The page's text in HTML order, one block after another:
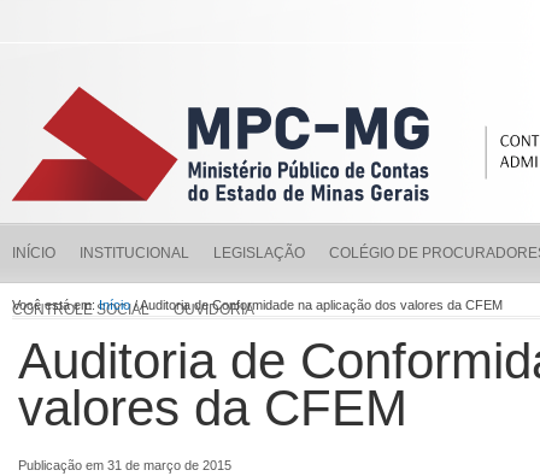
INÍCIO INSTITUCIONAL LEGISLAÇÃO COLÉGIO DE
CONTROLE SOCIAL OUVIDORIA
Você está em:Início/ Auditoria de Conformidade na aplicação dos valores da CFEM
Auditoria de
valores da CFEM
Publicação em 31 de março de 2015